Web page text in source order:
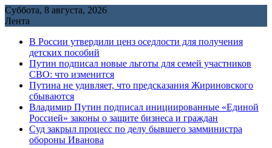
Перейти
к
Суббота, 8 августа, 2026
Лента
В России утвердили ценз оседлости для получения
детских пособий
Путин подписал новые льготы для семей участников
СВО: что изменится
Путина не удивляет, что предсказания Жириновского
сбываются
Владимир Путин подписал инициированные «Единой
Россией» законы о защите бизнеса и граждан
Cуд закрыл процесс по делу бывшего замминистра
обороны Иванова